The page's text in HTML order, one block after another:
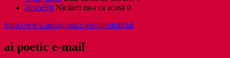
HomeFit Nicăieri nu-i ca acasă 0
https://www.instagram.com/citestioficial
ai poetic e-mail